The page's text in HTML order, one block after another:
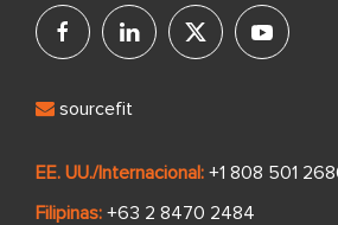
sourcefit
EE. UU./Internacional: +1 808 501
Filipinas: +63 2 8470 2484